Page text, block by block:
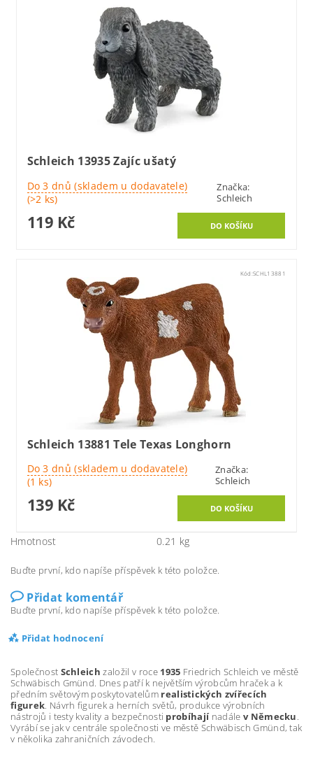
Schleich 13935 Zajíc ušatý
Do 3 dnů (skladem u dodavatele)
(>2 ks)
Značka:
Schleich
119 Kč
Kód:SCHL13881
Schleich 13881 Tele Texas Longhorn
Do 3 dnů (skladem u dodavatele)
(1 ks)
Značka:
Schleich
139 Kč
Hmotnost 0.21 kg
Buďte první, kdo napíše příspěvek k této položce.
Přidat komentář
Buďte první, kdo napíše příspěvek k této položce.
Přidat hodnocení
Společnost Schleich založil v roce 1935 Friedrich Schleich ve městě
Schwäbisch Gmünd. Dnes patří k největším výrobcům hraček a k
předním světovým poskytovatelům realistických zvířecích
figurek. Návrh figurek a herních světů, produkce výrobních
nástrojů i testy kvality a bezpečnosti probíhajínadále v Německu.
Vyrábí se jak v centrále společnosti ve městě Schwäbisch Gmünd, tak
v několika zahraničních závodech.